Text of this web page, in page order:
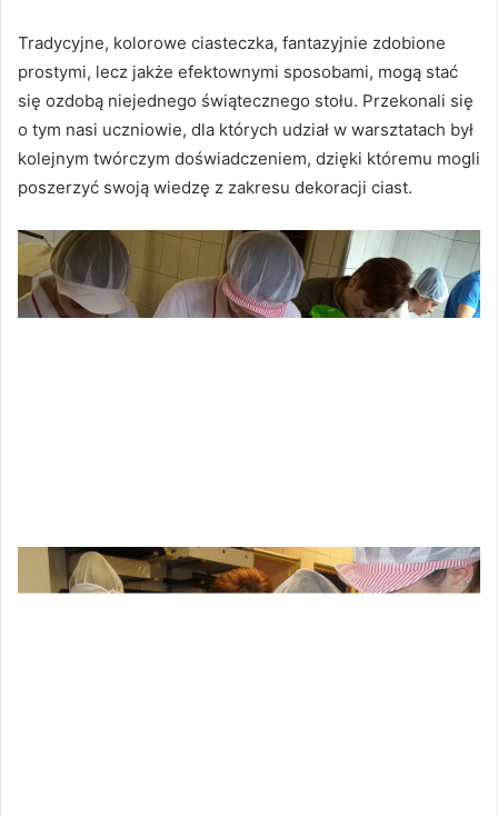
Tradycyjne, kolorowe ciasteczka, fantazyjnie zdobione
prostymi, lecz jakże efektownymi sposobami, mogą stać
się ozdobą niejednego świątecznego stołu. Przekonali się
o tym nasi uczniowie, dla których udział w warsztatach był
kolejnym twórczym doświadczeniem, dzięki któremu mogli
poszerzyć swoją wiedzę z zakresu dekoracji ciast.